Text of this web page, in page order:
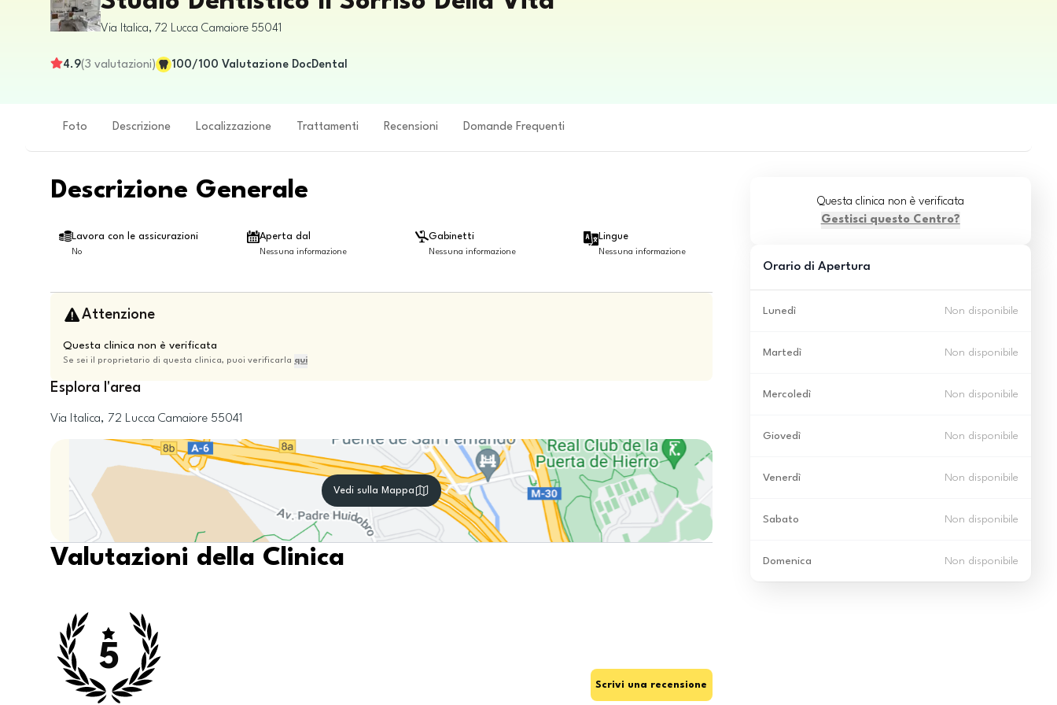
Via Italica, 72 Lucca Camaiore 55041
4.9(3 valutazioni) 100/100 Valutazione DocDental
Foto Descrizione Localizzazione Trattamenti Recensioni Domande Frequenti
Descrizione Generale
Lavora con le assicurazioni
No
Aperta dal
Nessuna informazione
Gabinetti
Nessuna informazione
Lingue
Nessuna informazione
Attenzione
Questa clinica non è verificata
Se sei il proprietario di questa clinica, puoi verificarla qui
Esplora l'area
Via Italica, 72 Lucca Camaiore 55041
Vedi sulla Mappa
Valutazioni della Clinica
5
Scrivi una recensione
Questa clinica non è verificata
Gestisci questo Centro?
Orario di Apertura
Lunedì Non disponibile
Martedì Non disponibile
Mercoledì Non disponibile
Giovedì Non disponibile
Venerdì Non disponibile
Sabato Non disponibile
Domenica Non disponibile